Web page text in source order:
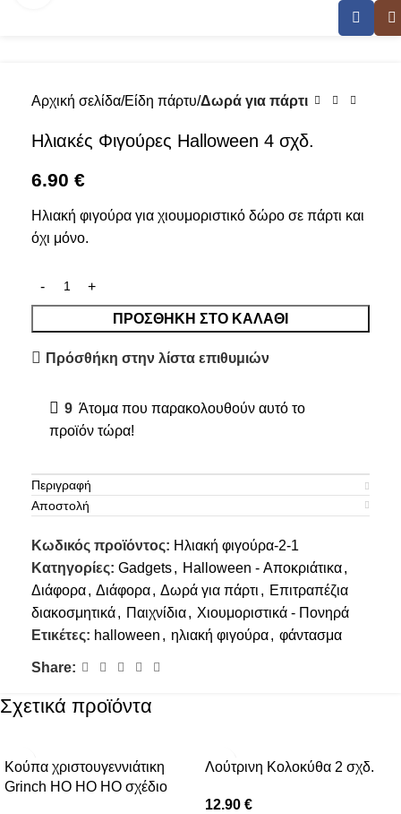
Αρχική σελίδα Είδη πάρτυ Δωρά για πάρτι
Ηλιακές Φιγούρες Halloween 4 σχδ.
6.90 €
Ηλιακή φιγούρα για χιουμοριστικό δώρο σε πάρτι και
όχι μόνο.
ΠΡΟΣΘΉΚΗ ΣΤΟ ΚΑΛΆΘΙ
Πρόσθήκη στην λίστα επιθυμιών
9 Άτομα που παρακολουθούν αυτό το
προϊόν τώρα!
Περιγραφή
Αποστολή
Κωδικός προϊόντος: Ηλιακή φιγούρα-2-1
Κατηγορίες: Gadgets, Halloween - Αποκριάτικα,
Διάφορα, Διάφορα, Δωρά για πάρτι , Επιτραπέζια
διακοσμητικά, Παιχνίδια, Χιουμοριστικά - Πονηρά
Ετικέτες: halloween , ηλιακή φιγούρα, φάντασμα
Share:
Σχετικά προϊόντα
Κούπα χριστουγεννιάτικη
Grinch HO HO HO σχέδιο
Λούτρινη Κολοκύθα 2 σχδ.
12.90 €